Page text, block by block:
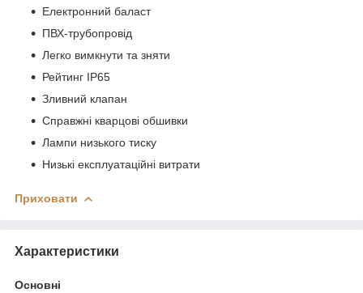
Електронний баласт
ПВХ-трубопровід
Легко вимкнути та зняти
Рейтинг IP65
Зливний клапан
Справжні кварцові обшивки
Лампи низького тиску
Низькі експлуатаційні витрати
Приховати
Характеристики
Основні